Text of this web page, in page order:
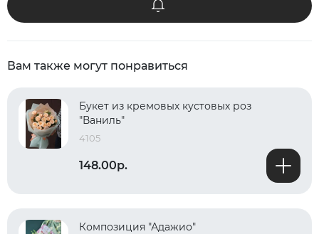
Вам также могут понравиться
Букет из кремовых кустовых роз
"Ваниль"
4105
148.00р.
Композиция "Адажио"